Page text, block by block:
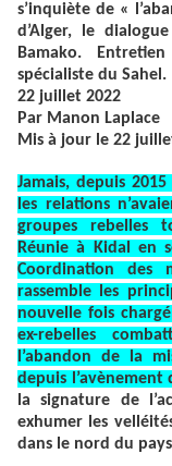
s’inquiète de «
d’Alger, le
Bamako.
spécialiste du Sahel.
22 juillet 2022
Par Manon Laplace
Mis à jour le 22
Jamais, depuis
les relations
groupes rebelles
Réunie à Kidal en
Coordination des
rassemble les
nouvelle fois
ex-rebelles
l’abandon de la
depuis
la signature de
exhumer les
dans le nord du